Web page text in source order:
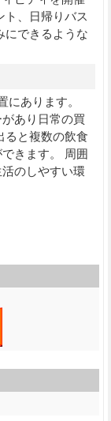
ト、日帰りバス
にできるような
にあります。
あり日常の買
ると複数の飲食
きます。 周囲
のしやすい環
万円以下プランあ